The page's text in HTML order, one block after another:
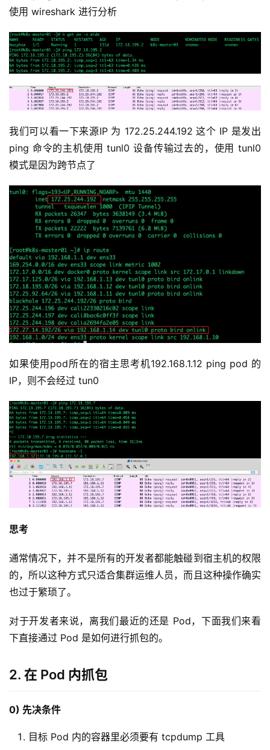
使用 wireshark 进行分析
我们可以看一下来源IP 为 172.25.244.192 这个 IP 是发出
ping 命令的主机使用 tunl0 设备传输过去的，使用 tunl0
模式是因为跨节点了
如果使用pod所在的宿主思考机192.168.1.12 ping pod 的
IP，则不会经过 tun0
思考
通常情况下，并不是所有的开发者都能触碰到宿主机的权限
的，所以这种方式只适合集群运维人员，而且这种操作确实
也过于繁琐了。
对于开发者来说，离我们最近的还是 Pod，下面我们来看
下直接通过 Pod 是如何进行抓包的。
2. 在 Pod 内抓包
0) 先决条件
目标 Pod 内的容器里必须要有 tcpdump 工具